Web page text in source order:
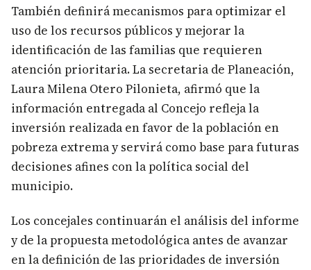
También definirá mecanismos para optimizar el
uso de los recursos públicos y mejorar la
identificación de las familias que requieren
atención prioritaria. La secretaria de Planeación,
Laura Milena Otero Pilonieta, afirmó que la
información entregada al Concejo refleja la
inversión realizada en favor de la población en
pobreza extrema y servirá como base para futuras
decisiones afines con la política social del
municipio.
Los concejales continuarán el análisis del informe
y de la propuesta metodológica antes de avanzar
en la definición de las prioridades de inversión